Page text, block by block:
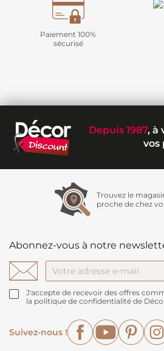
Paiement 100%
sécurisé
Depuis 1987, à
vos
Trouvez le
proche de chez
Abonnez-vous à notre
J'accepte de recevoir des offres
la politique de confidentialité de
Suivez-nous !
FacebookYouTube